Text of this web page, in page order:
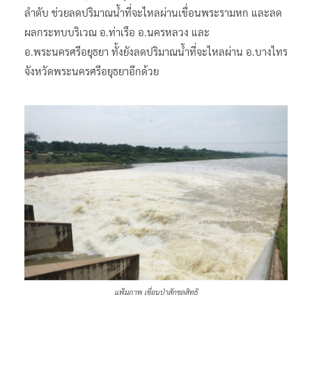
ลำดับ ช่วยลดปริมาณน้ำที่จะไหลผ่านเขื่อนพระรามหก และลด
ผลกระทบบริเวณ อ.ท่าเรือ อ.นครหลวง และ
อ.พระนครศรีอยุธยา ทั้งยังลดปริมาณน้ำที่จะไหลผ่าน อ.บางไทร
จังหวัดพระนครศรีอยุธยาอีกด้วย
แฟ้มภาพ เขื่อนป่าสักชลสิทธิ